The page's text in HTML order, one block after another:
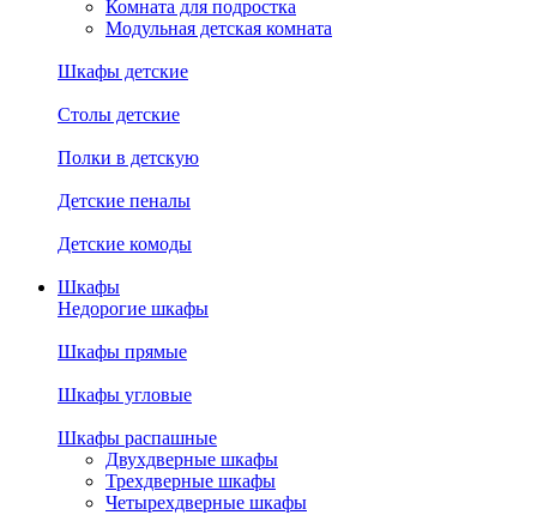
Комната для подростка
Модульная детская комната
Шкафы детские
Столы детские
Полки в детскую
Детские пеналы
Детские комоды
Шкафы
Недорогие шкафы
Шкафы прямые
Шкафы угловые
Шкафы распашные
Двухдверные шкафы
Трехдверные шкафы
Четырехдверные шкафы